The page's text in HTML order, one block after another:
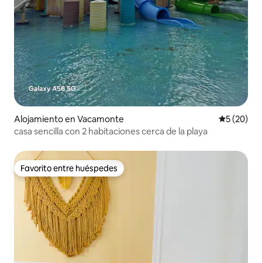
Alojamiento en Vacamonte
5 (20)
casa sencilla con 2 habitaciones cerca de la playa
Favorito entre huéspedes
Favorito entre huéspedes